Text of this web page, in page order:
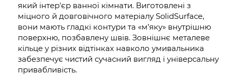
який інтер'єр ванної кімнати. Виготовлені з
міцного й довговічного матеріалу SolidSurface,
вони мають гладкі контури та «м’яку» внутрішню
поверхню, позбавлену швів. Зовнішнє металеве
кільце у різних відтінках навколо умивальника
забезпечує чистий сучасний вигляд і універсальну
привабливість.